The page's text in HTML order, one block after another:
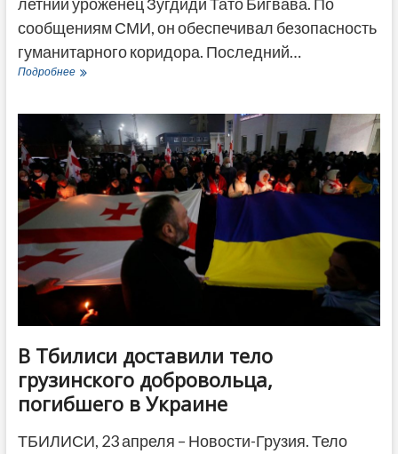
сообщениям СМИ, он обеспечивал безопасность
гуманитарного коридора. Последний…
ПодробнееВ
грузинский
боец
«Азова»
Тато
Бигвава
В Тбилиси доставили тело
грузинского добровольца,
погибшего в Украине
ТБИЛИСИ, 23 апреля – Новости-Грузия. Тело